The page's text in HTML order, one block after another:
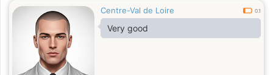
Centre-Val de Loire 0.1
Very good